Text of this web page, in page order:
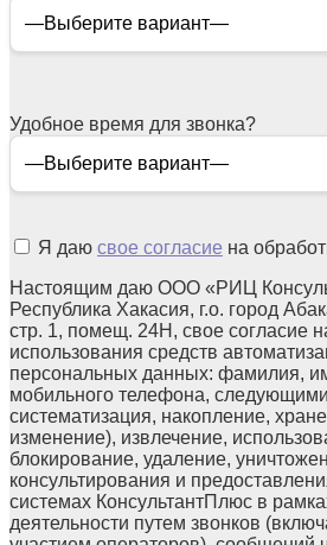
Удобное время для звонка?
Я даю свое согласие на
Настоящим даю ООО «РИЦ
Республика Хакасия, г.о. город
стр. 1, помещ. 24Н, свое согласие
использования средств
персональных данных: фамилия,
мобильного телефона,
систематизация, накопление,
изменение), извлечение,
блокирование, удаление,
консультирования и
системах КонсультантПлюс в
деятельности путем звонков